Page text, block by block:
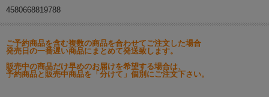
4580668819788
ご予約商品を含む複数の商品を合わせてご注文した場合
発売日の一番遅い商品にまとめて発送致します。
販売中の商品だけ早めのお届けを希望する場合は、
予約商品と販売中商品を「分けて」個別にご注文下さい。